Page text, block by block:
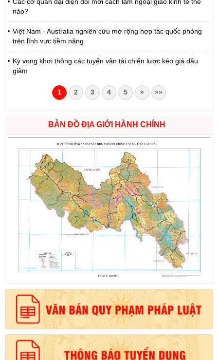
nào?
Việt Nam - Australia nghiên cứu mở rộng hợp tác quốc phòng
trên lĩnh vực tiềm năng
Kỳ vọng khơi thông các tuyến vận tải chiến lược kéo giá dầu
giảm
1 2 3 4 5 » »»
BẢN ĐỒ ĐỊA GIỚI HÀNH CHÍNH